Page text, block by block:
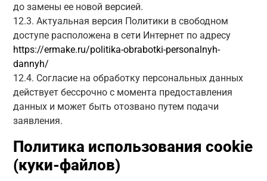
до замены ее новой версией.
12.3. Актуальная версия Политики в свободном
доступе расположена в сети Интернет по адресу
https://ermake.ru/politika-obrabotki-personalnyh-
dannyh/
12.4. Согласие на обработку персональных данных
действует бессрочно с момента предоставления
данных и может быть отозвано путем подачи
заявления.
Политика использования cookie
(куки-файлов)